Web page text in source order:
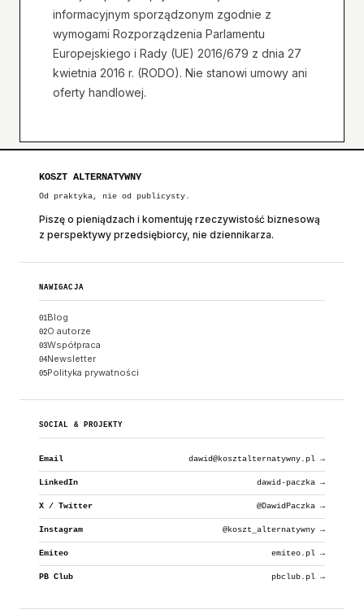
informacyjnym sporządzonym zgodnie z
wymogami Rozporządzenia Parlamentu
Europejskiego i Rady (UE) 2016/679 z dnia 27
kwietnia 2016 r. (RODO). Nie stanowi umowy ani
oferty handlowej.
KOSZT ALTERNATYWNY
Od praktyka, nie od publicysty.
Piszę o pieniądzach i komentuję rzeczywistość biznesową
z perspektywy przedsiębiorcy, nie dziennikarza.
NAWIGACJA
01Blog
02O autorze
03Współpraca
04Newsletter
05Polityka prywatności
SOCIAL & PROJEKTY
Email dawid@kosztalternatywny.pl →
LinkedIn dawid-paczka →
X / Twitter @DawidPaczka →
Instagram @koszt_alternatywny →
Emiteo emiteo.pl →
PB Club pbclub.pl →